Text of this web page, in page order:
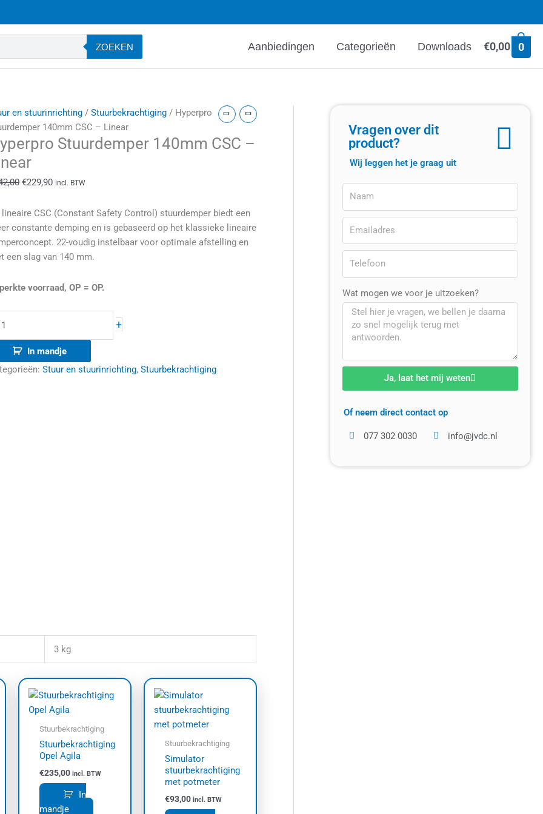
ZOEKEN Aanbiedingen Categorieën Downloads €0,00 0
en stuurinrichting/ Stuurbekrachtiging/ Hyperpro
140mm CSC – Linear
Stuurdemper 140mm CSC –
Oorspronkelijke
prijs
was:
€242,00.
€229,90
Huidige
prijs
is:
incl. BTW
lineaire CSC (Constant Safety Control) stuurdemper biedt een
constante demping en is gebaseerd op het klassieke lineaire
22-voudig instelbaar voor optimale afstelling en
een slag van 140 mm.
voorraad, OP = OP.
+
In mandje
Stuur en stuurinrichting, Stuurbekrachtiging
3 kg
Stuurbekrachtiging
Stuurbekrachtiging
Opel Agila
€235,00 incl. BTW
In
mandje
Stuurbekrachtiging
Simulator
stuurbekrachtiging
met potmeter
€93,00 incl. BTW
optie
Vragen over dit
product?
Wij leggen het je graag uit
Wat mogen we voor je uitzoeken?
Ja, laat het mij weten
Of neem direct contact op
077 302 0030 info@jvdc.nl